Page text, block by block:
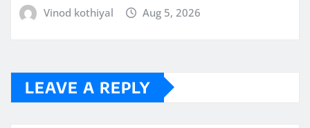
Vinod kothiyal Aug 5, 2026
LEAVE A REPLY